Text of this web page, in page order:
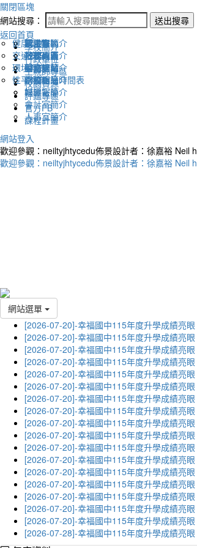
關閉區塊
網站搜尋：
送出搜尋
返回首頁
學校簡介
認識幸福
地理位置
英文網站
幸福相簿
媒體報導
行政單位
校長室簡介
教務處簡介
學務處簡介
總務處簡介
輔導室簡介
會計室簡介
人事室簡介
生親師專區
新生專區
升學專區
圖書館藏
學校作息時間表
校園資源
電子報
下載列表
評鑑專區
健康促進
交通安全
環境教育
性平教育
官方FB
課程計畫
網站登入
歡迎參觀：neiltyjhtycedu佈景設計者：徐嘉裕 Neil
歡迎參觀：neiltyjhtycedu佈景設計者：徐嘉裕 Neil
網站選單
[2026-07-20]-幸福國中115年度升學成績亮
[2026-07-20]-幸福國中115年度升學成績亮
[2026-07-20]-幸福國中115年度升學成績亮
[2026-07-20]-幸福國中115年度升學成績亮
[2026-07-20]-幸福國中115年度升學成績亮
[2026-07-20]-幸福國中115年度升學成績亮
[2026-07-20]-幸福國中115年度升學成績亮
[2026-07-20]-幸福國中115年度升學成績亮
[2026-07-20]-幸福國中115年度升學成績亮
[2026-07-20]-幸福國中115年度升學成績亮
[2026-07-20]-幸福國中115年度升學成績亮
[2026-07-20]-幸福國中115年度升學成績亮
[2026-07-20]-幸福國中115年度升學成績亮
[2026-07-20]-幸福國中115年度升學成績亮
[2026-07-20]-幸福國中115年度升學成績亮
[2026-07-20]-幸福國中115年度升學成績亮
[2026-07-20]-幸福國中115年度升學成績亮
[2026-07-28]-幸福國中115年度升學成績亮